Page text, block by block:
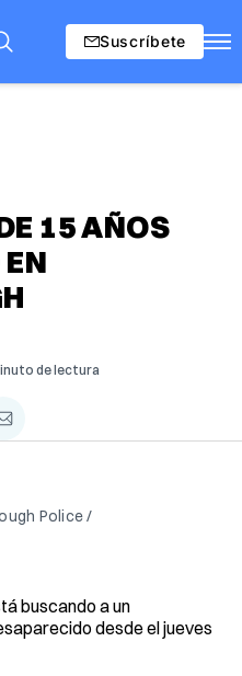
Suscríbete
15 AÑOS
de lectura
Compartir
via
Police /
buscando a un
desde el jueves